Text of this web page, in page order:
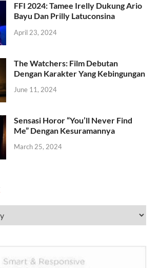
FFI 2024: Tamee Irelly Dukung Ario
Bayu Dan Prilly Latuconsina
April 23, 2024
The Watchers: Film Debutan
Dengan Karakter Yang Kebingungan
June 11, 2024
Sensasi Horor “You’ll Never Find
Me” Dengan Kesuramannya
March 25, 2024